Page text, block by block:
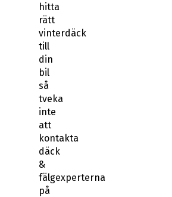
hitta
rätt
vinterdäck
till
din
bil
så
tveka
inte
att
kontakta
däck
&
fälgexperterna
på